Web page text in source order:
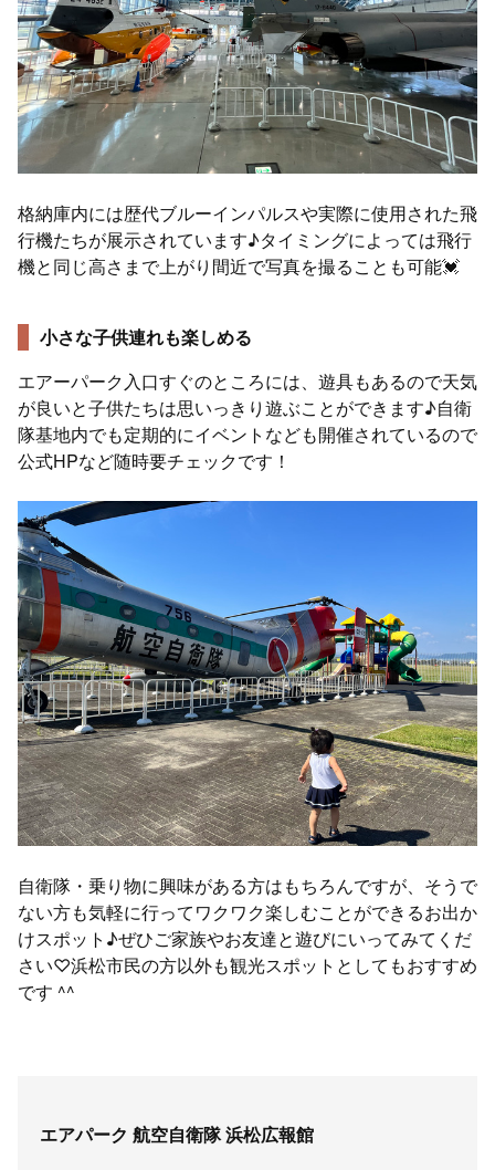
格納庫内には歴代ブルーインパルスや実際に使用された飛
行機たちが展示されています♪タイミングによっては飛行
機と同じ高さまで上がり間近で写真を撮ることも可能💓
小さな子供連れも楽しめる
エアーパーク入口すぐのところには、遊具もあるので天気
が良いと子供たちは思いっきり遊ぶことができます♪自衛
隊基地内でも定期的にイベントなども開催されているので
公式HPなど随時要チェックです！
自衛隊・乗り物に興味がある方はもちろんですが、そうで
ない方も気軽に行ってワクワク楽しむことができるお出か
けスポット♪ぜひご家族やお友達と遊びにいってみてくだ
さい♡浜松市民の方以外も観光スポットとしてもおすすめ
です ^^
エアパーク 航空自衛隊 浜松広報館